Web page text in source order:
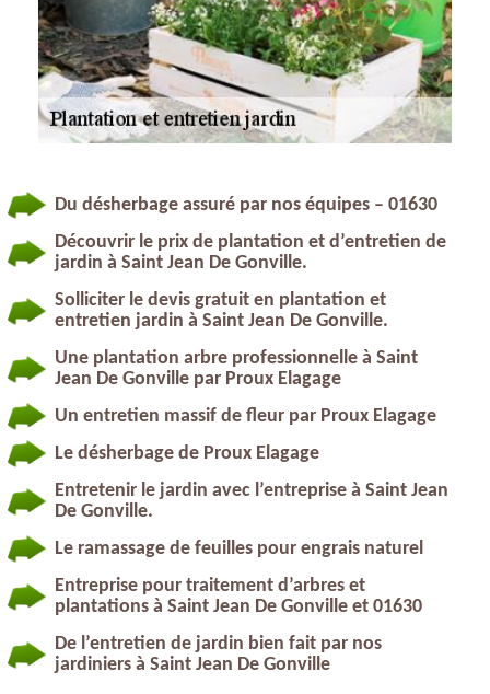
Du désherbage assuré par nos équipes – 01630
Découvrir le prix de plantation et d’entretien de
jardin à Saint Jean De Gonville.
Solliciter le devis gratuit en plantation et
entretien jardin à Saint Jean De Gonville.
Une plantation arbre professionnelle à Saint
Jean De Gonville par Proux Elagage
Un entretien massif de fleur par Proux Elagage
Le désherbage de Proux Elagage
Entretenir le jardin avec l’entreprise à Saint Jean
De Gonville.
Le ramassage de feuilles pour engrais naturel
Entreprise pour traitement d’arbres et
plantations à Saint Jean De Gonville et 01630
De l’entretien de jardin bien fait par nos
jardiniers à Saint Jean De Gonville